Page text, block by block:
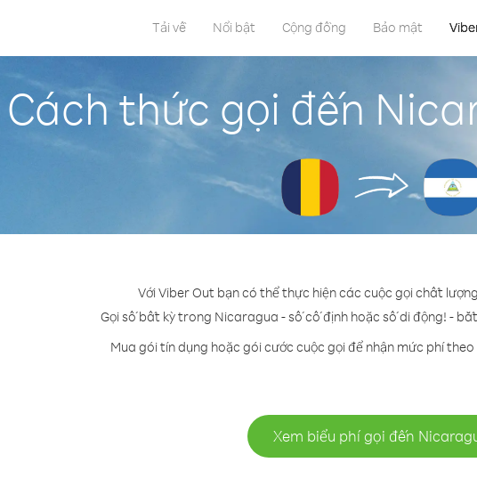
Tải về Nổi bật Cộng đồng Bảo mật
Cách thức gọi đến
Với Viber Out bạn có thể thực hiện các cuộc gọi chất
Gọi số bất kỳ trong Nicaragua - số cố định hoặc số di động! -
Mua gói tín dụng hoặc gói cước cuộc gọi để nhận mức phí
Xem biểu phí gọi đến